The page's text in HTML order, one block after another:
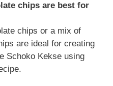
chips are best for
chips or a mix of
are ideal for creating
Schoko Kekse using